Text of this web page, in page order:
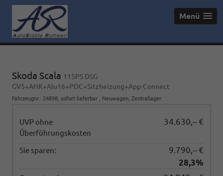
Menü
Skoda Scala 115PS DSG
GV5+AHK+Alu16+PDC+Sitzheizung+App-Connect
Fahrzeugnr. : 24898 sofort lieferbar Neuwagen , Zentrallager
UVP ohne
Überführungskosten
34.630,– €
Sie sparen:
9.790,– €
28,3%